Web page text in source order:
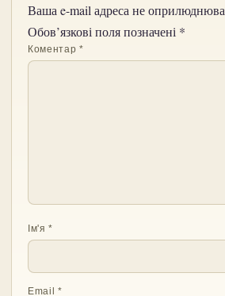
Ваша e-mail адреса не
Обов’язкові поля позначені *
Коментар*
Ім'я*
Email*